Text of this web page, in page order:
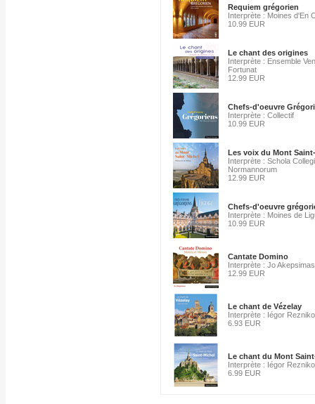
Requiem grégorien
Interprète : Moines d'En
10.99 EUR
Le chant des origines
Interprète : Ensemble
Fortunat
12.99 EUR
Chefs-d'oeuvre
Interprète : Collectif
10.99 EUR
Les voix du Mont
Interprète : Schola
Normannorum
12.99 EUR
Chefs-d'oeuvre
Interprète : Moines de
10.99 EUR
Cantate Domino
Interprète : Jo Akepsimas
12.99 EUR
Le chant de Vézelay
Interprète : Iégor
6.93 EUR
Le chant du Mont
Interprète : Iégor
6.99 EUR